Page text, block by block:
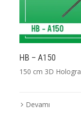
HB – A150
150 cm 3D
Devamı